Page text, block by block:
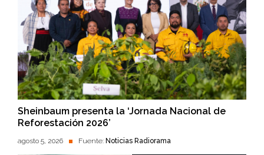
Sheinbaum presenta la ‘Jornada Nacional de
Reforestación 2026’
agosto 5, 2026 Fuente: Noticias Radiorama